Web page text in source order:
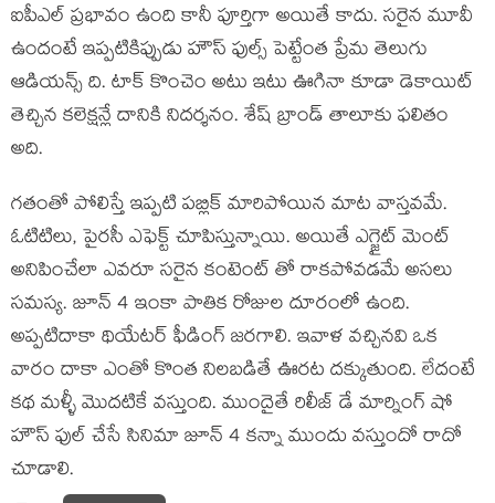
ఐపీఎల్ ప్రభావం ఉంది కానీ పూర్తిగా అయితే కాదు. సరైన మూవీ
ఉందంటే ఇప్పటికిప్పుడు హౌస్ ఫుల్స్ పెట్టేంత ప్రేమ తెలుగు
ఆడియన్స్ ది. టాక్ కొంచెం అటు ఇటు ఊగినా కూడా డెకాయిట్
తెచ్చిన కలెక్షన్లే దానికి నిదర్శనం. శేష్ బ్రాండ్ తాలూకు ఫలితం
అది.
గతంతో పోలిస్తే ఇప్పటి పబ్లిక్ మారిపోయిన మాట వాస్తవమే.
ఓటిటిలు, పైరసీ ఎఫెక్ట్ చూపిస్తున్నాయి. అయితే ఎగ్జైట్ మెంట్
అనిపించేలా ఎవరూ సరైన కంటెంట్ తో రాకపోవడమే అసలు
సమస్య. జూన్ 4 ఇంకా పాతిక రోజుల దూరంలో ఉంది.
అప్పటిదాకా థియేటర్ ఫీడింగ్ జరగాలి. ఇవాళ వచ్చినవి ఒక
వారం దాకా ఎంతో కొంత నిలబడితే ఊరట దక్కుతుంది. లేదంటే
కథ మళ్ళీ మొదటికే వస్తుంది. ముందైతే రిలీజ్ డే మార్నింగ్ షో
హౌస్ ఫుల్ చేసే సినిమా జూన్ 4 కన్నా ముందు వస్తుందో రాదో
చూడాలి.